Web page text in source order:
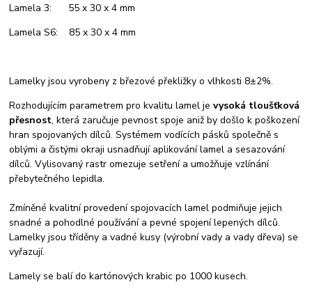
Lamela 3: 55 x 30 x 4 mm
Lamela S6: 85 x 30 x 4 mm
Lamelky jsou vyrobeny z březové překližky o vlhkosti 8±2%.
Rozhodujícím parametrem pro kvalitu lamel jevysoká tloušťková
přesnost, která zaručuje pevnost spoje aniž by došlo k poškození
hran spojovaných dílců. Systémem vodících pásků společně s
oblými a čistými okraji usnadňují aplikování lamel a sesazování
dílců. Vylisovaný rastr omezuje setření a umožňuje vzlínání
přebytečného lepidla.
Zmíněné kvalitní provedení spojovacích lamel podmiňuje jejich
snadné a pohodlné používání a pevné spojení lepených dílců.
Lamelky jsou tříděny a vadné kusy (výrobní vady a vady dřeva) se
vyřazují.
Lamely se balí do kartónových krabic po 1000 kusech.